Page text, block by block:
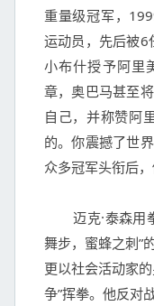
重量级冠军，
运动员，先后被6
小布什授予阿里
章，奥巴马甚至
自己，并称赞阿
的。你震撼了世
众多冠军头衔后
	迈克·泰森用拳头震撼世人，但阿里不仅用“蝴蝶
舞步，蜜蜂之刺”
更以社会活动家
争”挥拳。他反对